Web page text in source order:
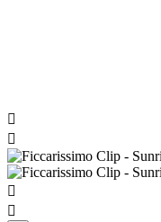



